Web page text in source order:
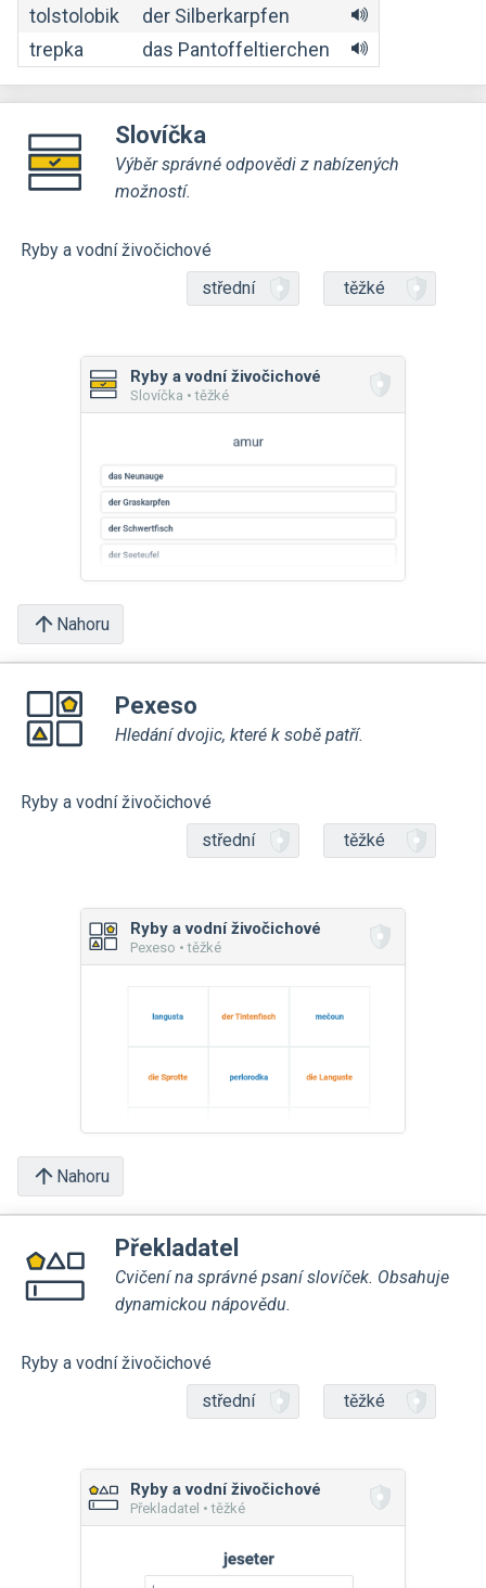
tolstolobik
der Silberkarpfen
trepka
das Pantoffeltierchen
Slovíčka
Výběr správné odpovědi z nabízených
možností.
Ryby a vodní živočichové
střední
těžké
Ryby a vodní živočichové
Slovíčka • těžké
Nahoru
Pexeso
Hledání dvojic, které k sobě patří.
Ryby a vodní živočichové
střední
těžké
Ryby a vodní živočichové
Pexeso • těžké
Nahoru
Překladatel
Cvičení na správné psaní slovíček. Obsahuje
dynamickou nápovědu.
Ryby a vodní živočichové
střední
těžké
Ryby a vodní živočichové
Překladatel • těžké